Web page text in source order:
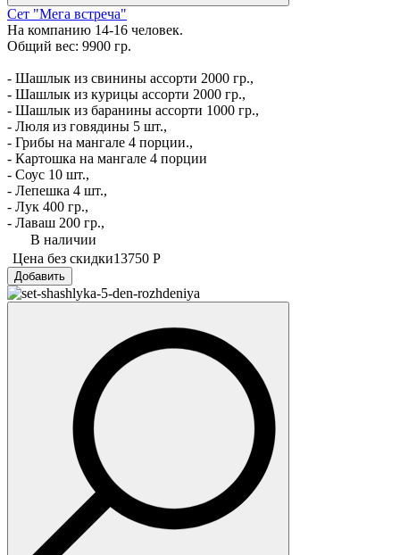
Сет "Мега встреча"
На компанию 14-16 человек.
Общий вес: 9900 гр.
- Шашлык из свинины ассорти 2000 гр.,
- Шашлык из курицы ассорти 2000 гр.,
- Шашлык из баранины ассорти 1000 гр.,
- Люля из говядины 5 шт.,
- Грибы на мангале 4 порции.,
- Картошка на мангале 4 порции
- Соус 10 шт.,
- Лепешка 4 шт.,
- Лук 400 гр.,
- Лаваш 200 гр.,
В наличии
Цена без скидки13750 Р
Добавить